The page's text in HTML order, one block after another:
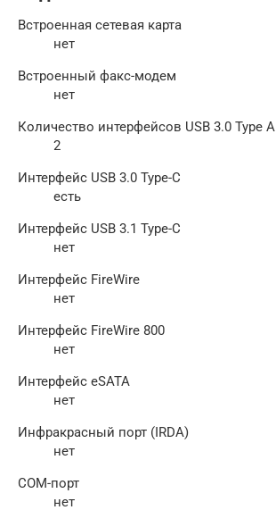
Встроенная сетевая карта
нет
Встроенный факс-модем
нет
Количество интерфейсов USB 3.0 Type A
2
Интерфейс USB 3.0 Type-C
есть
Интерфейс USB 3.1 Type-C
нет
Интерфейс FireWire
нет
Интерфейс FireWire 800
нет
Интерфейс eSATA
нет
Инфракрасный порт (IRDA)
нет
COM-порт
нет